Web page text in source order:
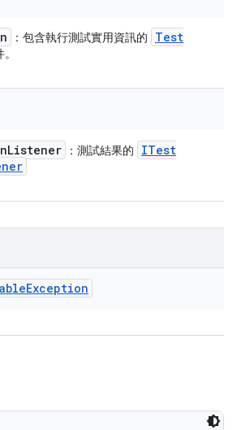
：包含執行測試實用資訊的
Test
Listener ：測試結果的
ITest
Exception